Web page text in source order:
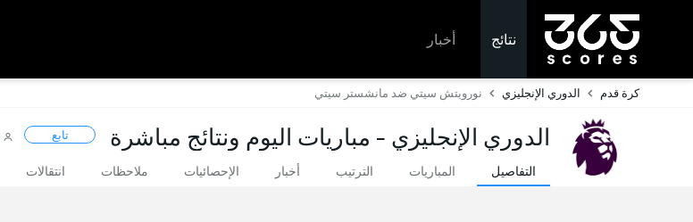
نتائج أخبار
كرة قدم الدوري الإنجليزي نورويتش سيتي ضد مانشستر سيتي
الدوري الإنجليزي - مباريات اليوم ونتائج مباشرة تابع
التفاصيل المباريات الترتيب أخبار الإحصائيات ملاحظات انتقالات